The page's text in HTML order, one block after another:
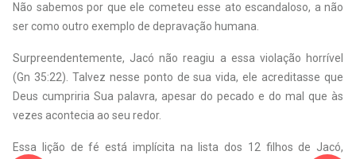
Não sabemos por que ele cometeu esse ato escandaloso, a não
ser como outro exemplo de depravação humana.
Surpreendentemente, Jacó não reagiu a essa violação horrível
(Gn 35:22). Talvez nesse ponto de sua vida, ele acreditasse que
Deus cumpriria Sua palavra, apesar do pecado e do mal que às
vezes acontecia ao seu redor.
Essa lição de fé está implícita na lista dos 12 filhos de Jacó,